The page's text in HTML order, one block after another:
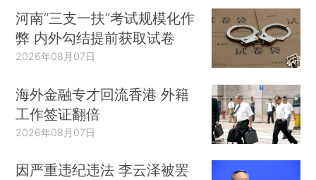
河南“三支一扶”考试规模化作
弊 内外勾结提前获取试卷
2026年08月07日
海外金融专才回流香港 外籍
工作签证翻倍
2026年08月07日
因严重违纪违法 李云泽被罢